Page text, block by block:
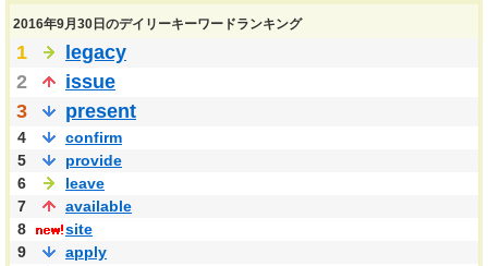
2016年9月30日のデイリーキーワードランキング
1
legacy
2
issue
3
present
4
confirm
5
provide
6
leave
7
available
8
site
9
apply